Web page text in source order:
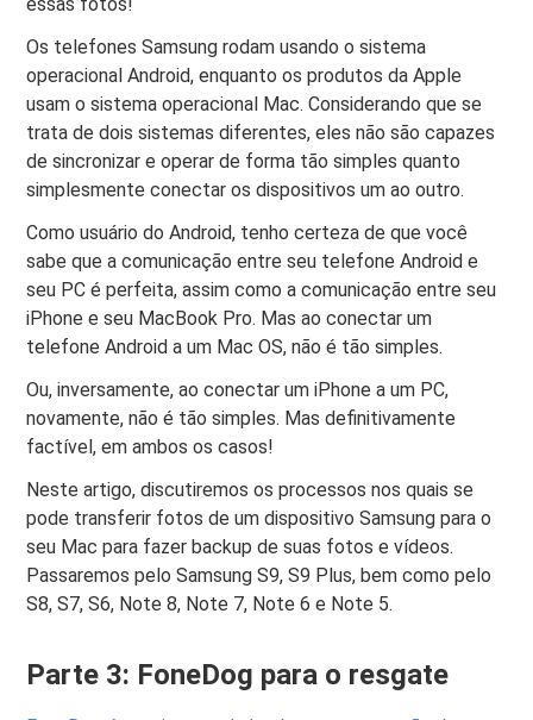
Os telefones Samsung rodam usando o sistema
operacional Android, enquanto os produtos da Apple
usam o sistema operacional Mac. Considerando que se
trata de dois sistemas diferentes, eles não são capazes
de sincronizar e operar de forma tão simples quanto
simplesmente conectar os dispositivos um ao outro.
Como usuário do Android, tenho certeza de que você
sabe que a comunicação entre seu telefone Android e
seu PC é perfeita, assim como a comunicação entre seu
iPhone e seu MacBook Pro. Mas ao conectar um
telefone Android a um Mac OS, não é tão simples.
Ou, inversamente, ao conectar um iPhone a um PC,
novamente, não é tão simples. Mas definitivamente
factível, em ambos os casos!
Neste artigo, discutiremos os processos nos quais se
pode transferir fotos de um dispositivo Samsung para o
seu Mac para fazer backup de suas fotos e vídeos.
Passaremos pelo Samsung S9, S9 Plus, bem como pelo
S8, S7, S6, Note 8, Note 7, Note 6 e Note 5.
Parte 3: FoneDog para o resgate